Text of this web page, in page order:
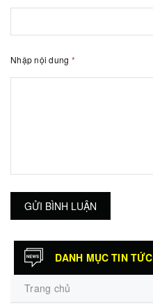
Nhập nội dung *
GỬI BÌNH LUẬN
DANH MỤC TIN TỨC
Trang chủ